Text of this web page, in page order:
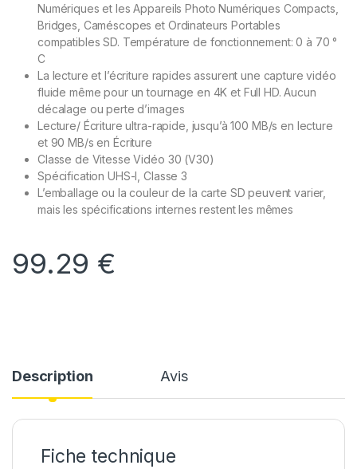
Numériques et les Appareils Photo Numériques Compacts,
Bridges, Caméscopes et Ordinateurs Portables
compatibles SD. Température de fonctionnement: 0 à 70 °
C
La lecture et l’écriture rapides assurent une capture vidéo
fluide même pour un tournage en 4K et Full HD. Aucun
décalage ou perte d’images
Lecture/ Écriture ultra-rapide, jusqu’à 100 MB/s en lecture
et 90 MB/s en Écriture
Classe de Vitesse Vidéo 30 (V30)
Spécification UHS-I, Classe 3
L’emballage ou la couleur de la carte SD peuvent varier,
mais les spécifications internes restent les mêmes
99.29 €
Description Avis
Fiche technique